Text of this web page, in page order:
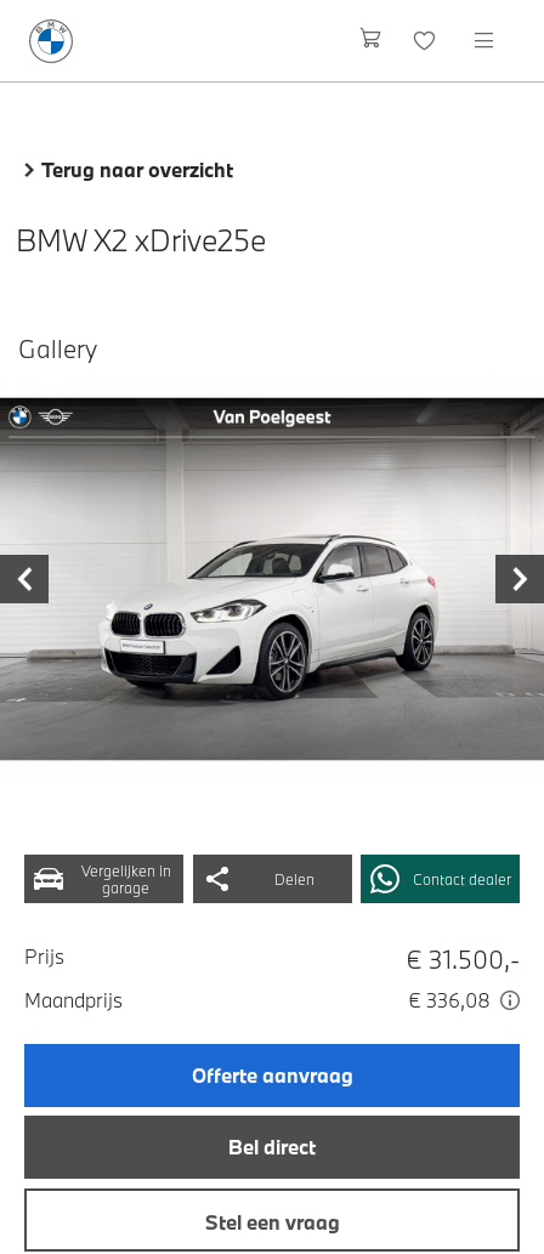
Terug naar overzicht
BMW X2 xDrive25e
Vergelijken in
garage
Delen Contact dealer
Prijs € 31.500,-
Maandprijs € 336,08
Offerte aanvraag
Bel direct
Stel een vraag
Gallery